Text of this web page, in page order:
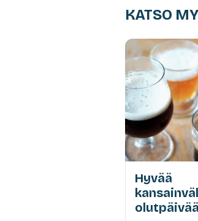
KATSO
Hyvää